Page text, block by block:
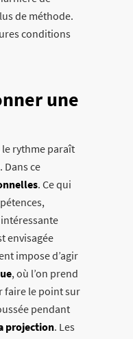
de méthode.
conditions
une
le rythme paraît
Dans ce
. Ce qui
envisagée
impose d’agir
, où l’on prend
faire le point sur
pendant
projection. Les